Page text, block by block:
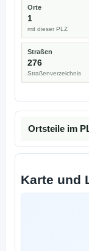
Orte
1
mit dieser PLZ
Straßen
276
Straßenverzeichnis
Ortsteile im
Karte und